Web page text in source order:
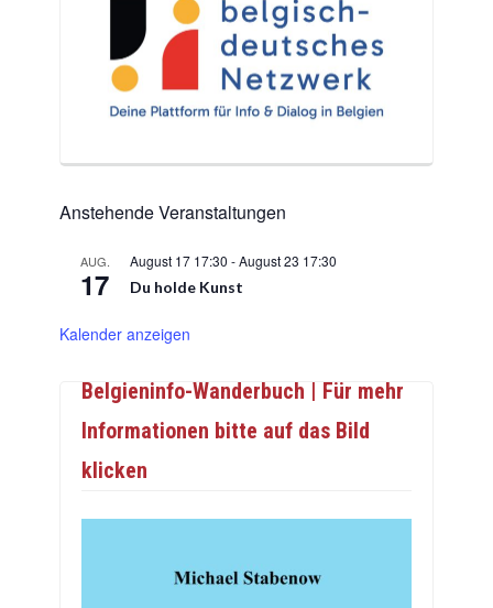
Anstehende Veranstaltungen
AUG.
17
August 17 17:30 -August 23 17:30
Du holde Kunst
Kalender anzeigen
Belgieninfo-Wanderbuch | Für mehr
Informationen bitte auf das Bild
klicken